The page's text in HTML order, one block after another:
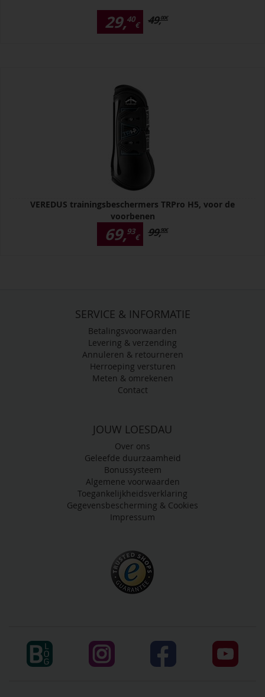
29,40
€ 49,00€
VEREDUS trainingsbeschermers TRPro H5, voor de
voorbenen
69,93
€ 99,90€
SERVICE & INFORMATIE
Betalingsvoorwaarden
Levering & verzending
Annuleren & retourneren
Herroeping versturen
Meten & omrekenen
Contact
JOUW LOESDAU
Over ons
Geleefde duurzaamheid
Bonussysteem
Algemene voorwaarden
Toegankelijkheidsverklaring
Gegevensbescherming & Cookies
Impressum